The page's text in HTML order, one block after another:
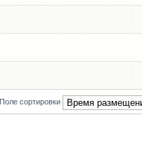
Поле сортировки